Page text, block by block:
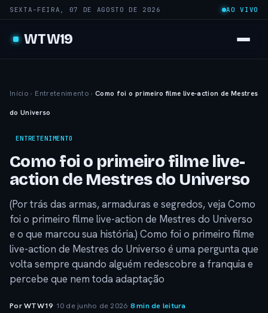
SEXTA-FEIRA, 07 DE AGOSTO DE 2026 AO VIVO
WTW19
Início › Entretenimento › Como foi o primeiro filme live-action de Mestres
do Universo
ENTRETENIMENTO
Como foi o primeiro filme live-
action de Mestres do Universo
(Por trás das armas, armaduras e segredos, veja Como
foi o primeiro filme live-action de Mestres do Universo
e o que marcou sua história.) Como foi o primeiro filme
live-action de Mestres do Universo é uma pergunta que
volta sempre quando alguém redescobre a franquia e
percebe que nem toda adaptação
Por WTW19· 10 de junho de 2026·8 min de leitura